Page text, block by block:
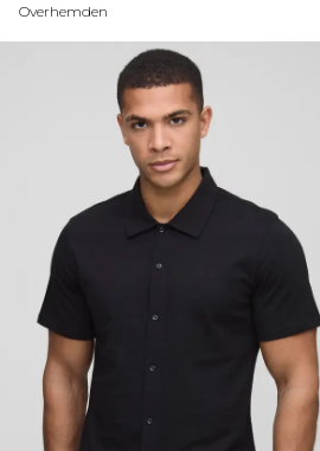
Overhemden